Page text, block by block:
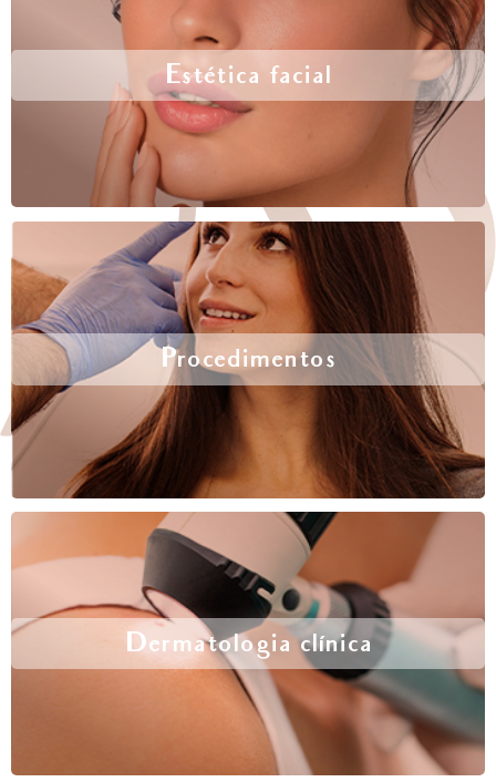
Estética facial
Procedimentos
Dermatologia clínica